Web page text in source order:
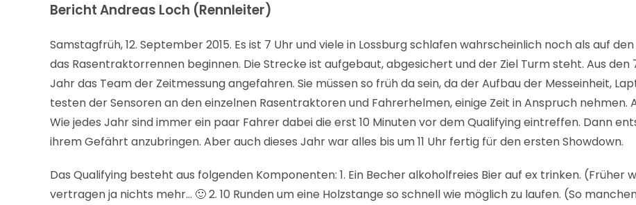
Bericht Andreas Loch (Rennleiter)
Samstagfrüh, 12. September 2015. Es ist 7 Uhr und viele in Lossburg schlafen wahrscheinlich noch als auf
das Rasentraktorrennen beginnen. Die Strecke ist aufgebaut, abgesichert und der Ziel Turm steht. Aus
Jahr das Team der Zeitmessung angefahren. Sie müssen so früh da sein, da der Aufbau der Messeinheit,
testen der Sensoren an den einzelnen Rasentraktoren und Fahrerhelmen, einige Zeit in Anspruch nehmen.
Wie jedes Jahr sind immer ein paar Fahrer dabei die erst 10 Minuten vor dem Qualifying eintreffen. Dann
ihrem Gefährt anzubringen. Aber auch dieses Jahr war alles bis um 11 Uhr fertig für den ersten Showdown.
Das Qualifying besteht aus folgenden Komponenten: 1. Ein Becher alkoholfreies Bier auf ex trinken. (Früher
vertragen ja nichts mehr… 🙂 2. 10 Runden um eine Holzstange so schnell wie möglich zu laufen. (So